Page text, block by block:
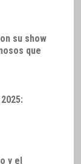
su show
que
y el